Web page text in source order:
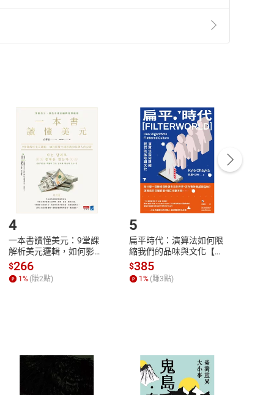
第2條第5款之規定，「非以有形媒介提供之數位
點選「瀏覽訂單明細」 「申請取消訂單/退
貨。
付款方式
Payment
完成訂單
Complete
號，下載書籍後看書
4
一本書讀懂美元：9堂課
解析美元邏輯，如何影響
全球經濟和每個人的投資
【電子書】
$266
1% (賺2點)
5
扁平時代：演算法如何限
縮我們的品味與文化【電
子書】
$385
1% (賺3點)